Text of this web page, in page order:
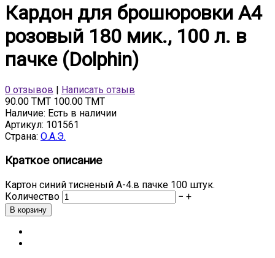
Кардон для брошюровки A4
розовый 180 мик., 100 л. в
пачке (Dolphin)
0 отзывов
Написать отзыв
90.00 TMT 100.00 TMT
Наличие: Есть в наличии
Артикул: 101561
Страна: О.А.Э.
Краткое описание
Картон синий тисненый А-4.в пачке 100 штук.
Количество
− +